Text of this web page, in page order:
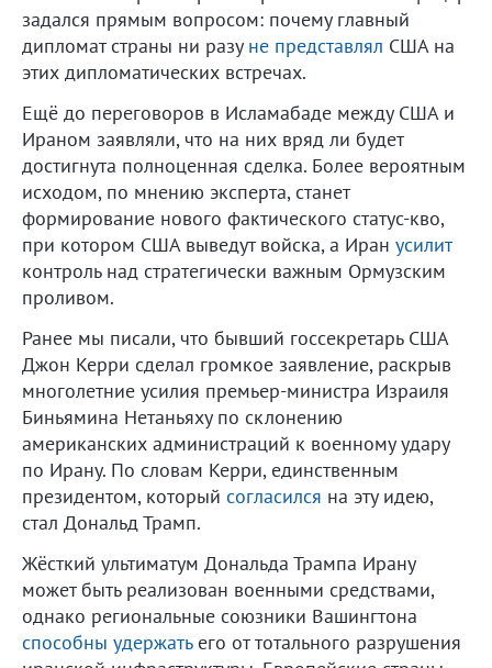
задался прямым вопросом: почему главный
дипломат страны ни разу не представлял США на
этих дипломатических встречах.
Ещё до переговоров в Исламабаде между США и
Ираном заявляли, что на них вряд ли будет
достигнута полноценная сделка. Более вероятным
исходом, по мнению эксперта, станет
формирование нового фактического статус-кво,
при котором США выведут войска, а Иран усилит
контроль над стратегически важным Ормузским
проливом.
Ранее мы писали, что бывший госсекретарь США
Джон Керри сделал громкое заявление, раскрыв
многолетние усилия премьер-министра Израиля
Биньямина Нетаньяху по склонению
американских администраций к военному удару
по Ирану. По словам Керри, единственным
президентом, который согласился на эту идею,
стал Дональд Трамп.
Жёсткий ультиматум Дональда Трампа Ирану
может быть реализован военными средствами,
однако региональные союзники Вашингтона
способны удержатьего от тотального разрушения